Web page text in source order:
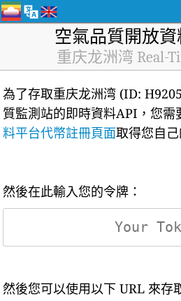
空氣品質開放
重庆龙洲湾 Real-
為了存取重庆龙洲湾 (ID:
質監測站的即時資料API，您需
料平台代幣註冊頁面取得您自己
然後在此輸入您的令牌：
然後您可以使用以下 URL 來存